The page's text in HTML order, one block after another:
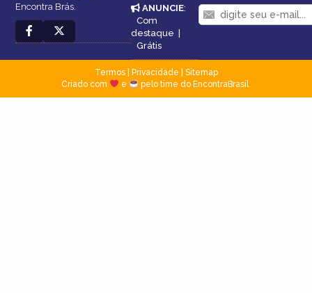
Encontra Brás.
ANUNCIE:
Com
destaque
Grátis
Termos| Privacidade
Sitemap
Criado com
e pelo time do EncontraBrasil